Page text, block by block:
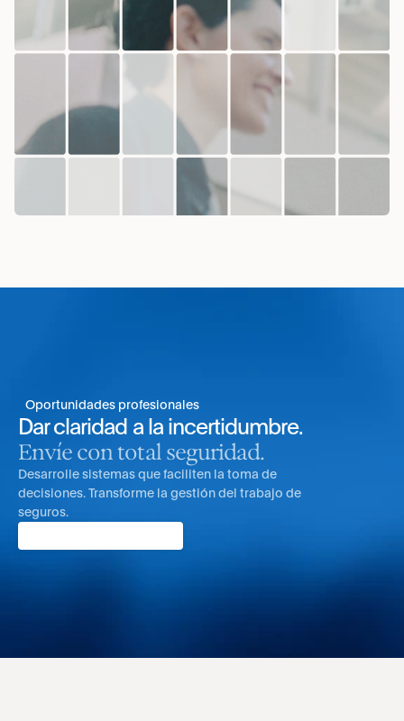
Oportunidades profesionales
Dar claridad a la incertidumbre.
Envíe con total seguridad.
Desarrolle sistemas que faciliten la toma de
decisiones. Transforme la gestión del trabajo de
seguros.